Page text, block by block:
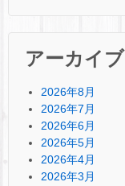
アーカイブ
2026年8月
2026年7月
2026年6月
2026年5月
2026年4月
2026年3月